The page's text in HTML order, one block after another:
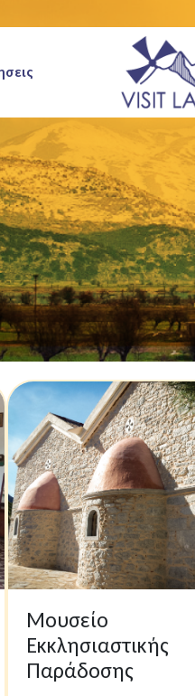
Μουσείο
Εκκλησιαστικής
Παράδοσης